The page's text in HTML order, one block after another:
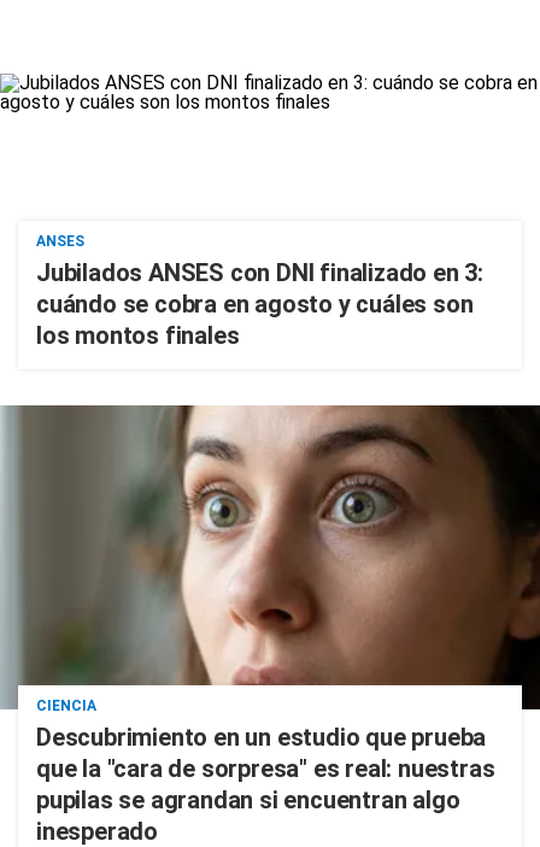
ANSES
Jubilados ANSES con DNI finalizado en 3:
cuándo se cobra en agosto y cuáles son
los montos finales
CIENCIA
Descubrimiento en un estudio que prueba
que la "cara de sorpresa" es real: nuestras
pupilas se agrandan si encuentran algo
inesperado